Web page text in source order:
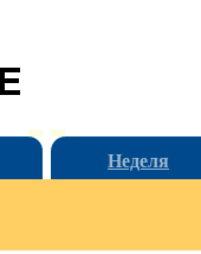
Неделя